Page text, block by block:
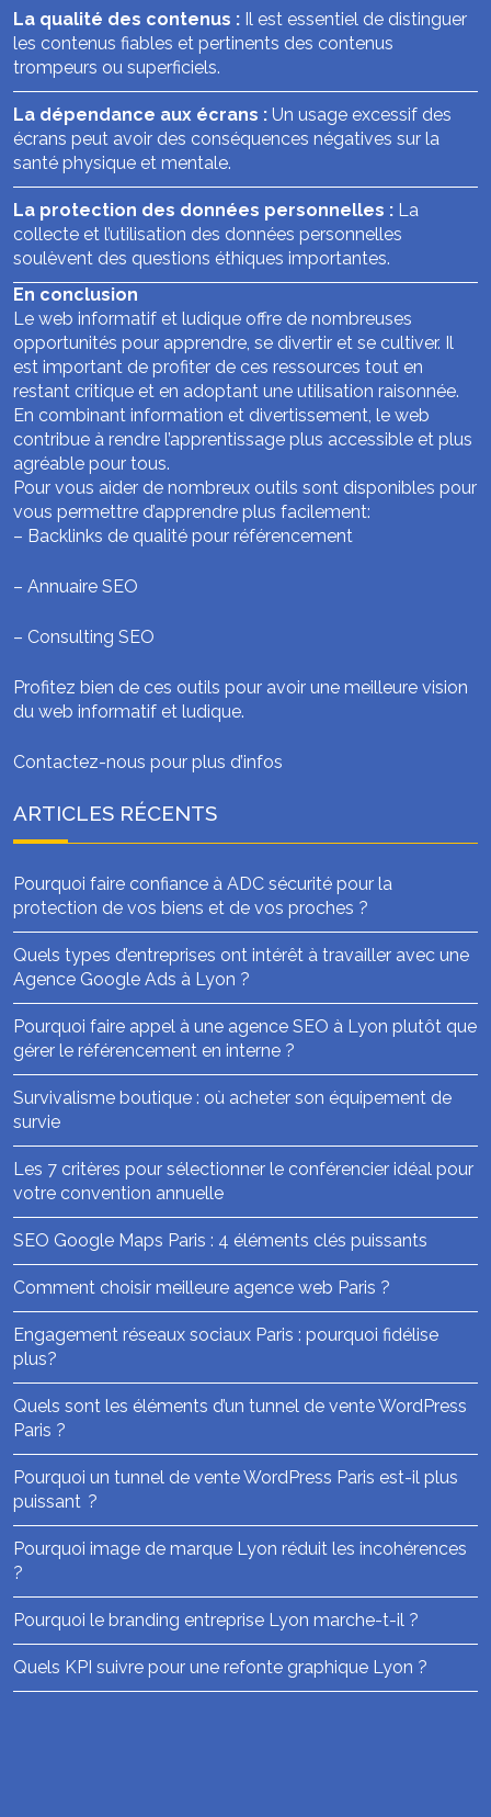
La qualité des contenus : Il est essentiel de distinguer
les contenus fiables et pertinents des contenus
trompeurs ou superficiels.
La dépendance aux écrans : Un usage excessif des
écrans peut avoir des conséquences négatives sur la
santé physique et mentale.
La protection des données personnelles : La
collecte et l’utilisation des données personnelles
soulèvent des questions éthiques importantes.
En conclusion
Le web informatif et ludique offre de nombreuses
opportunités pour apprendre, se divertir et se cultiver. Il
est important de profiter de ces ressources tout en
restant critique et en adoptant une utilisation raisonnée.
En combinant information et divertissement, le web
contribue à rendre l’apprentissage plus accessible et plus
agréable pour tous.
Pour vous aider de nombreux outils sont disponibles pour
vous permettre d’apprendre plus facilement:
– Backlinks de qualité pour référencement
– Annuaire SEO
– Consulting SEO
Profitez bien de ces outils pour avoir une meilleure vision
du web informatif et ludique.
Contactez-nous pour plus d’infos
ARTICLES RÉCENTS
Pourquoi faire confiance à ADC sécurité pour la
protection de vos biens et de vos proches ?
Quels types d’entreprises ont intérêt à travailler avec une
Agence Google Ads à Lyon ?
Pourquoi faire appel à une agence SEO à Lyon plutôt que
gérer le référencement en interne ?
Survivalisme boutique : où acheter son équipement de
survie
Les 7 critères pour sélectionner le conférencier idéal pour
votre convention annuelle
SEO Google Maps Paris : 4 éléments clés puissants
Comment choisir meilleure agence web Paris ?
Engagement réseaux sociaux Paris : pourquoi fidélise
plus?
Quels sont les éléments d’un tunnel de vente WordPress
Paris ?
Pourquoi un tunnel de vente WordPress Paris est-il plus
puissant ?
Pourquoi image de marque Lyon réduit les incohérences
?
Pourquoi le branding entreprise Lyon marche-t-il ?
Quels KPI suivre pour une refonte graphique Lyon ?